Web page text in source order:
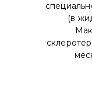
(в